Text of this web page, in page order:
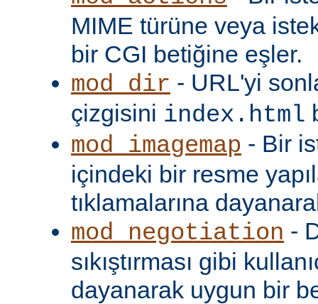
MIME türüne veya
bir CGI betiğine eşler.
mod_dir - URL'yi
çizgisini index.html
mod_imagemap - Bir
içindeki bir resme
tıklamalarına
mod_negotiation -
sıkıştırması gibi
dayanarak uygun bir